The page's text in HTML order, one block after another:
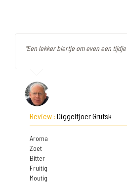
"Een lekker biertje om even een
Review : Diggelfjoer Grutsk
Aroma
Zoet
Bitter
Fruitig
Moutig